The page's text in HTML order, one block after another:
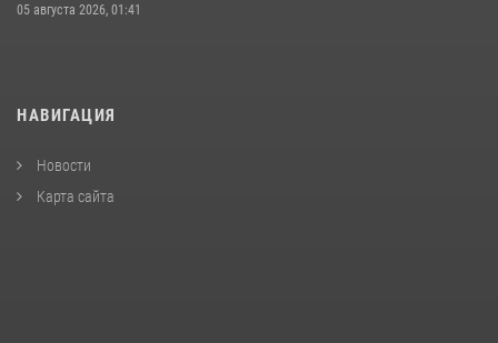
05 августа 2026, 01:41
НАВИГАЦИЯ
Новости
Карта сайта